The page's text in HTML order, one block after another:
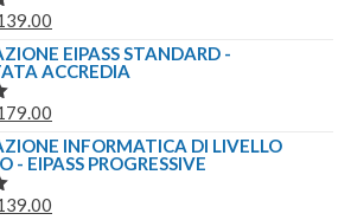
PREZZO
ATTUALE
EIPASS STANDARD -
ACCREDIA
PREZZO
ATTUALE
INFORMATICA DI LIVELLO
- EIPASS PROGRESSIVE